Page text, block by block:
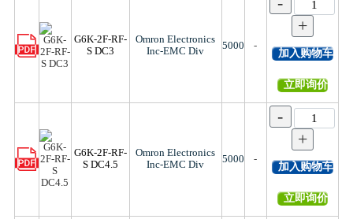
G6K-2F-RF-
S DC3
Omron Electronics
Inc-EMC Div
5000 -
+
加入购物车
立即询价
G6K-2F-RF-
S DC4.5
Omron Electronics
Inc-EMC Div
5000 -
-
+
加入购物车
立即询价